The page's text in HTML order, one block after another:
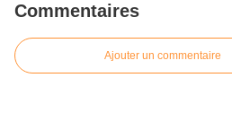
Commentaires
Ajouter un commentaire